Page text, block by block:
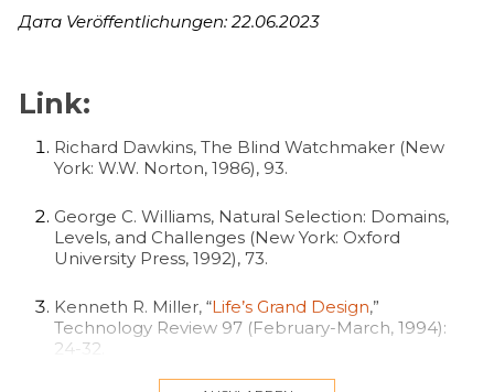
Дата Veröffentlichungen: 22.06.2023
Link:
Richard Dawkins, The Blind Watchmaker (New
York: W.W. Norton, 1986), 93.
George C. Williams, Natural Selection: Domains,
Levels, and Challenges (New York: Oxford
University Press, 1992), 73.
Kenneth R. Miller, “Life’s Grand Design,”
Technology Review 97 (February-March, 1994):
24-32.